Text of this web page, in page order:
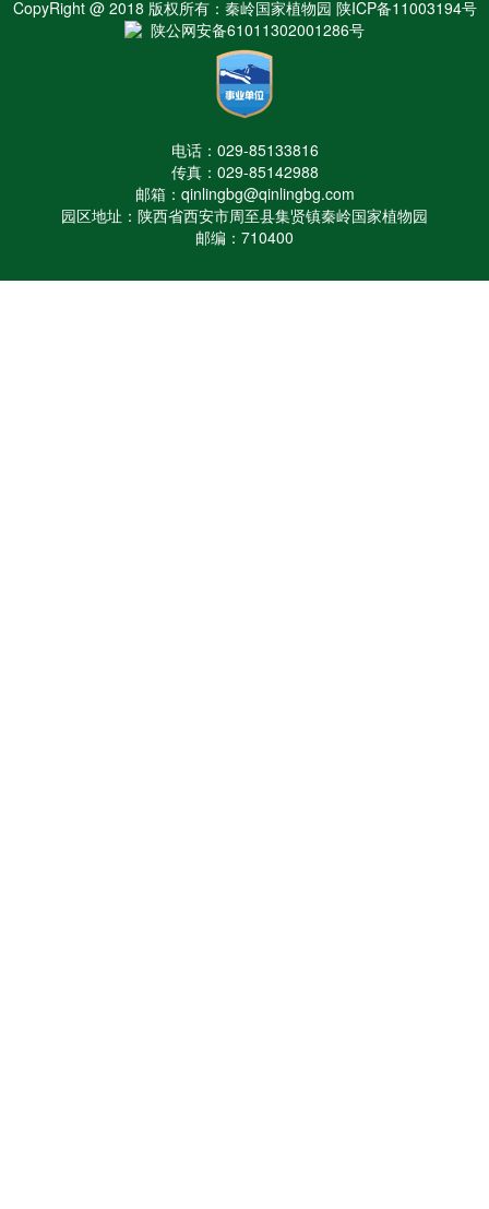
CopyRight @ 2018 版权所有：秦岭国家植物园 陕ICP备11003194号
陕公网安备61011302001286号
电话：029-85133816
传真：029-85142988
邮箱：qinlingbg@qinlingbg.com
园区地址：陕西省西安市周至县集贤镇秦岭国家植物园
邮编：710400